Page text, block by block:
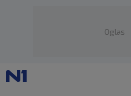
Oglas